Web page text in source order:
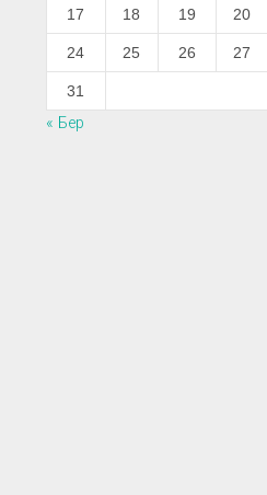
17 18 19 20
24 25 26 27
31
« Бер